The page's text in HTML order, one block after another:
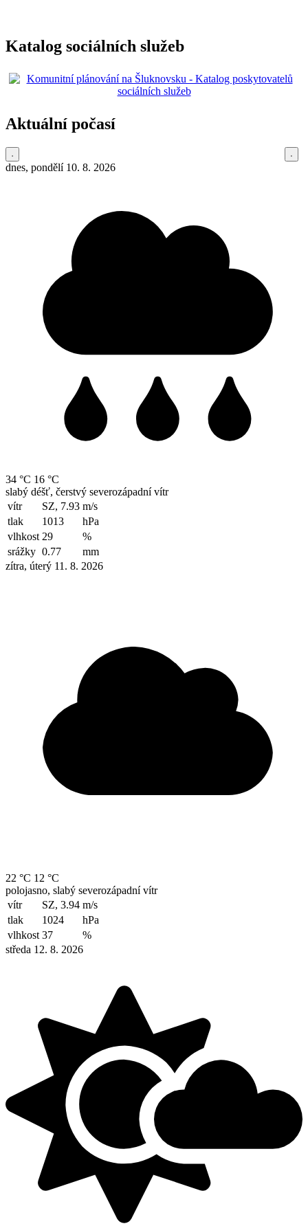
Katalog sociálních služeb
Aktuální počasí
dnes, pondělí 10. 8. 2026
34 °C 16 °C
slabý déšť, čerstvý severozápadní vítr
vítr
SZ, 7.93 m/s
tlak
1013
hPa
vlhkost 29
%
srážky 0.77
mm
zítra, úterý 11. 8. 2026
22 °C 12 °C
polojasno, slabý severozápadní vítr
vítr
SZ, 3.94 m/s
tlak
1024
hPa
vlhkost 37
%
středa 12. 8. 2026